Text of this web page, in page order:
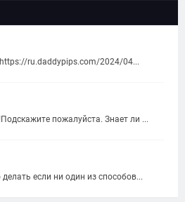
ru.daddypips.com/2024/04...
пожалуйста. Знает ли ...
если ни один из способов...